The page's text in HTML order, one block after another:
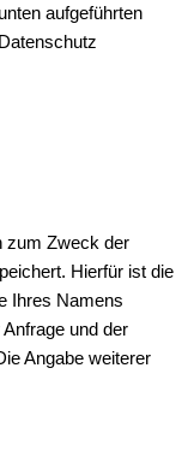
aufgeführten
zum Zweck der
Hierfür ist die
Ihres Namens
und der
Angabe weiterer